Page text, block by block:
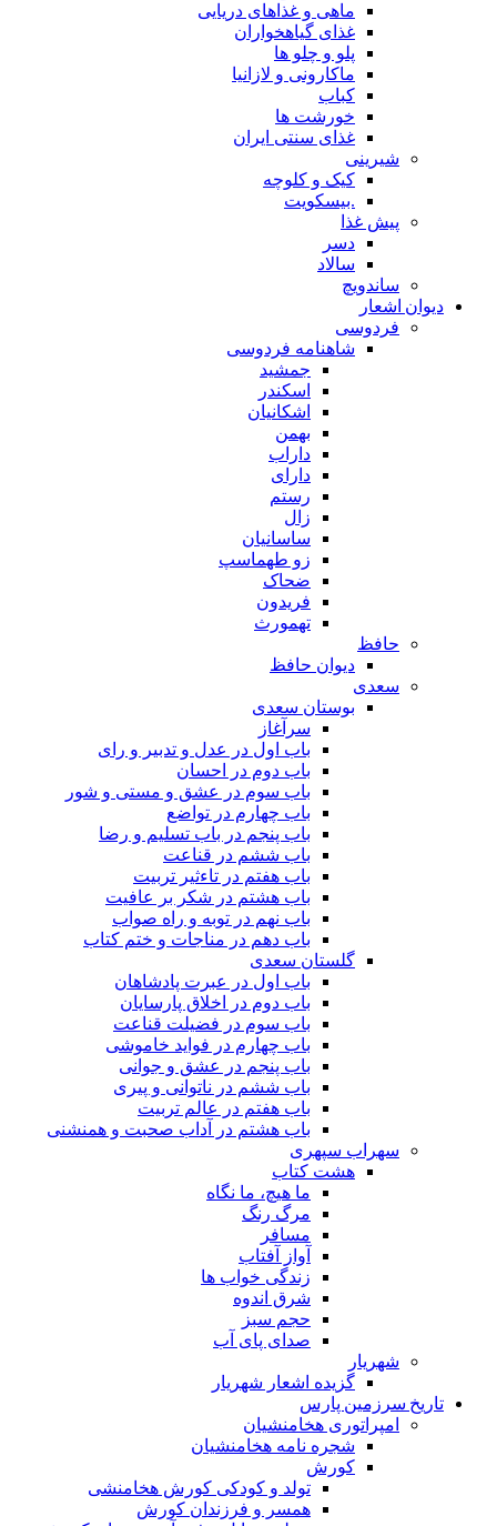
ماهی و غذاهای دریایی
غذای گیاهخواران
پلو و چلو ها
ماکارونی و لازانیا
کباب
خورشت ها
غذای سنتی ایران
شیرینی
کیک و کلوچه
.بیسکویت
پیش غذا
دسر
سالاد
ساندویچ
دیوان اشعار
فردوسی
شاهنامه فردوسی
جمشید
اسکندر
اشکانیان
بهمن
داراب
دارای
رستم
زال
ساسانیان
زو طهماسپ‏
ضحاک
فریدون
تهمورث
حافظ
دیوان حافظ
سعدی
بوستان سعدی
سرآغاز
باب اول در عدل و تدبیر و رای
باب دوم در احسان
باب سوم در عشق و مستی و شور
باب چهارم در تواضع
باب پنجم در باب تسلیم و رضا
باب ششم در قناعت
باب هفتم در تاءثیر تربیت
باب هشتم در شکر بر عافیت
باب نهم در توبه و راه صواب
باب دهم در مناجات و ختم کتاب
گلستان سعدی
باب اول در عبرت پادشاهان
باب دوم در اخلاق پارسایان
باب سوم در فضیلت قناعت
باب چهارم در فواید خاموشى
باب پنجم در عشق و جوانى
باب ششم در ناتوانى و پیرى
باب هفتم در عالم تربیت
باب هشتم در آداب صحبت و همنشنى
سهراب سپهری
هشت کتاب
ما هیچ، ما نگاه
مرگ رنگ
مسافر
آواز آفتاب
زندگی خواب ها
شرق اندوه
حجم سبز
صدای پای آب
شهریار
گزیده اشعار شهریار
تاریخ سرزمین پارس
امپراتوری هخامنشیان
شجره نامه هخامنشیان
کورش
تولد و کودکی کورش هخامنشی
همسر و فرزندان کورش